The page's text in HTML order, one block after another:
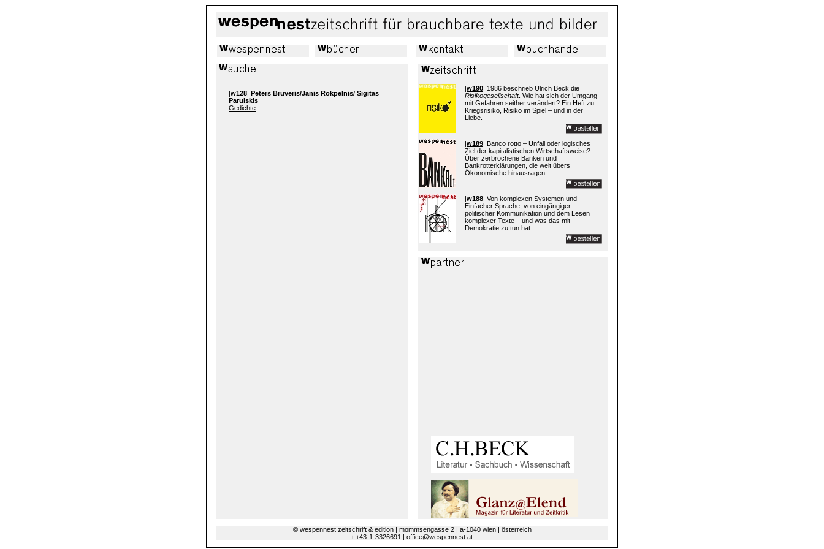
|w128| Peters Bruveris/Janis Rokpelnis/ Sigitas
Parulskis
Gedichte
|w190| 1986 beschrieb Ulrich Beck die
Risikogesellschaft. Wie hat sich der Umgang
mit Gefahren seither verändert? Ein Heft zu
Kriegsrisiko, Risiko im Spiel – und in der
Liebe.
|w189| Banco rotto – Unfall oder logisches
Ziel der kapitalistischen Wirtschaftsweise?
Über zerbrochene Banken und
Bankrotterklärungen, die weit übers
Ökonomische hinausragen.
|w188| Von komplexen Systemen und
Einfacher Sprache, von eingängiger
politischer Kommunikation und dem Lesen
komplexer Texte – und was das mit
Demokratie zu tun hat.
© wespennest zeitschrift & edition | mommsengasse 2 | a-1040 wien | österreich
t +43-1-3326691 | office@wespennest.at